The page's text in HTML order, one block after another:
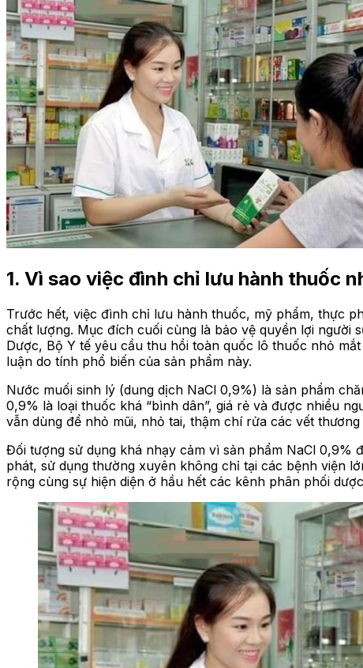
1. Vì sao việc đình chỉ lưu hành thuốc
Trước hết, việc đình chỉ lưu hành thuốc, mỹ phẩm, thực
chất lượng. Mục đích cuối cùng là bảo vệ quyền lợi người
Dược, Bộ Y tế yêu cầu thu hồi toàn quốc lô thuốc nhỏ
luận do tính phổ biến của sản phẩm này.
Nước muối sinh lý (dung dịch NaCl 0,9%) là sản phẩm
0,9% là loại thuốc khá “bình dân”, giá rẻ và được nhiều
vẫn dùng để nhỏ mũi, nhỏ tai, thậm chí rửa các vết thương
Đối tượng sử dụng khá nhạy cảm vì sản phẩm NaCl
phát, sử dụng thường xuyên không chỉ tại các bệnh viện
rộng cùng sự hiện diện ở hầu hết các kênh phân phối